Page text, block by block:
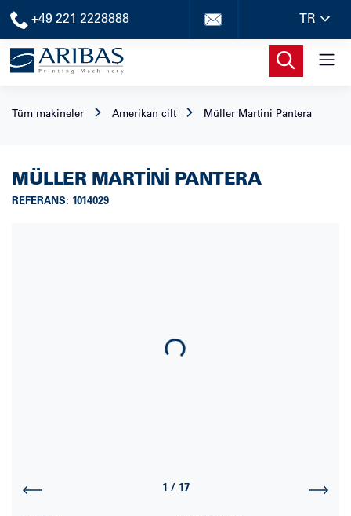
+49 221 2228888 TR
Tüm makineler Amerikan cilt Müller Martini Pantera
MÜLLER MARTINI PANTERA
REFERANS: 1014029
Loading...
1 / 17